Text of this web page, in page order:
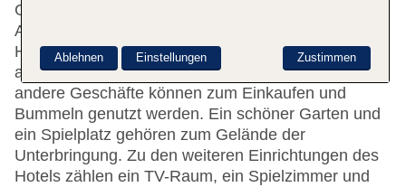
Getränkeautomat tragen zu einem komfortablen
Aufenthalt bei. Im Haus steht WLAN zur Verfügung.
Hilfestellung bei der Buchung von Ausflügen wird
am Tourdesk geboten. Ein Souvenirshop und
andere Geschäfte können zum Einkaufen und
Bummeln genutzt werden. Ein schöner Garten und
ein Spielplatz gehören zum Gelände der
Unterbringung. Zu den weiteren Einrichtungen des
Hotels zählen ein TV-Raum, ein Spielzimmer und
Zustimmen
Ablehnen Einstellungen